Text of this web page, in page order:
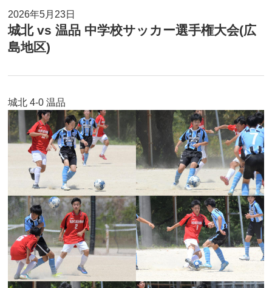
2026年5月23日
城北 vs 温品 中学校サッカー選手権大会(広
島地区)
城北 4-0 温品